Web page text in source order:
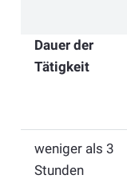
Dauer der
Tätigkeit
weniger als 3
Stunden